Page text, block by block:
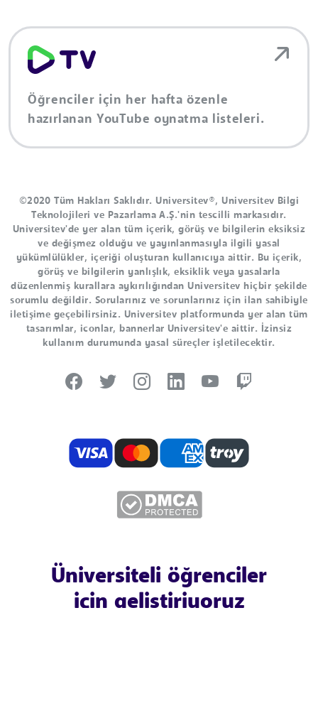
Öğrenciler için her hafta özenle
hazırlanan YouTube oynatma listeleri.
©2020 Tüm Hakları Saklıdır. Universitev®, Universitev Bilgi
Teknolojileri ve Pazarlama A.Ş.'nin tescilli markasıdır.
Universitev'de yer alan tüm içerik, görüş ve bilgilerin eksiksiz
ve değişmez olduğu ve yayınlanmasıyla ilgili yasal
yükümlülükler, içeriği oluşturan kullanıcıya aittir. Bu içerik,
görüş ve bilgilerin yanlışlık, eksiklik veya yasalarla
düzenlenmiş kurallara aykırılığından Universitev hiçbir şekilde
sorumlu değildir. Sorularınız ve sorunlarınız için ilan sahibiyle
iletişime geçebilirsiniz. Universitev platformunda yer alan tüm
tasarımlar, iconlar, bannerlar Universitev'e aittir. İzinsiz
kullanım durumunda yasal süreçler işletilecektir.
Üniversiteli öğrenciler
için geliştiriyoruz